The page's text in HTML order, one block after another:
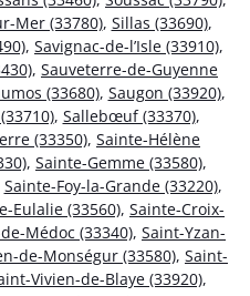
Mer (33780), Sillas (33690),
, Savignac-de-l’Isle (33910),
, Sauveterre-de-Guyenne
(33680), Saugon (33920),
, Sallebœuf (33370),
(33350), Sainte-Hélène
, Sainte-Gemme (33580),
Sainte-Foy-la-Grande (33220),
Eulalie (33560), Sainte-Croix-
Médoc (33340), Saint-Yzan-
de-Monségur (33580), Saint-
Vivien-de-Blaye (33920),